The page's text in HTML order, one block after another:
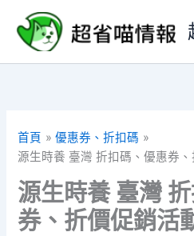
要
首頁
優惠券、折扣碼
源生時養 臺灣 折扣碼、優惠券
源生時養 臺灣
券、折價促銷活